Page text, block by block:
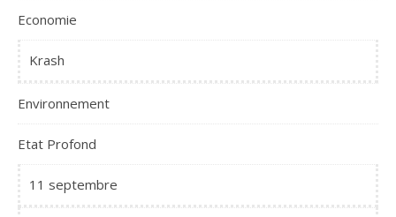
Economie
Krash
Environnement
Etat Profond
11 septembre